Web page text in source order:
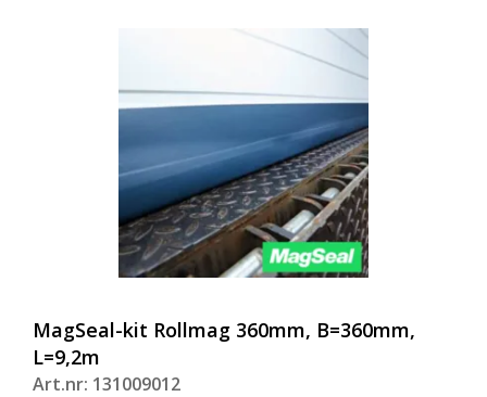
MagSeal-kit Rollmag 360mm, B=360mm,
L=9,2m
Art.nr: 131009012